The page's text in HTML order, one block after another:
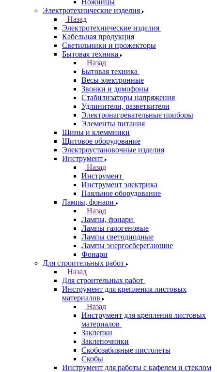
Ножницы
Электротехнические изделия
Назад
Электротехнические изделия
Кабельная продукция
Светильники и прожекторы
Бытовая техника
Назад
Бытовая техника
Весы электронные
Звонки и домофоны
Стабилизаторы напряжения
Удлинители, разветвители
Электронагревательные приборы
Элементы питания
Шины и клеммники
Щитовое оборудование
Электроустановочные изделия
Инструмент
Назад
Инструмент
Инструмент электрика
Паяльное оборудование
Лампы, фонари
Назад
Лампы, фонари
Лампы галогеновые
Лампы светодиодные
Лампы энергосберегающие
Фонари
Для строительных работ
Назад
Для строительных работ
Инструмент для крепления листовых
материалов
Назад
Инструмент для крепления листовых
материалов
Заклепки
Заклепочники
Скобозабивные пистолеты
Скобы
Инструмент для работы с кафелем и стеклом